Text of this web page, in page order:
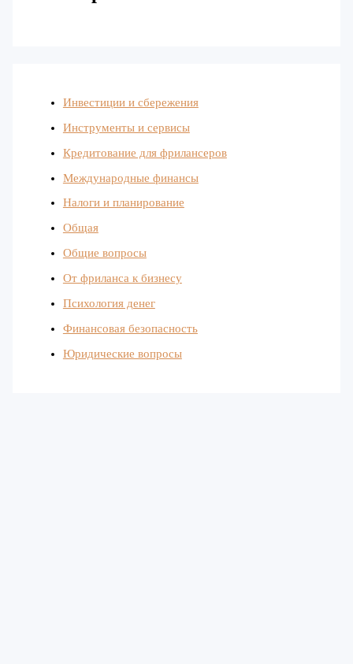
Инвестиции и сбережения
Инструменты и сервисы
Кредитование для фрилансеров
Международные финансы
Налоги и планирование
Общая
Общие вопросы
От фриланса к бизнесу
Психология денег
Финансовая безопасность
Юридические вопросы